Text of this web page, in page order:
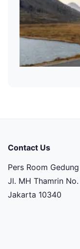
Contact Us
Pers Room
Jl. MH Thamrin
Jakarta 10340